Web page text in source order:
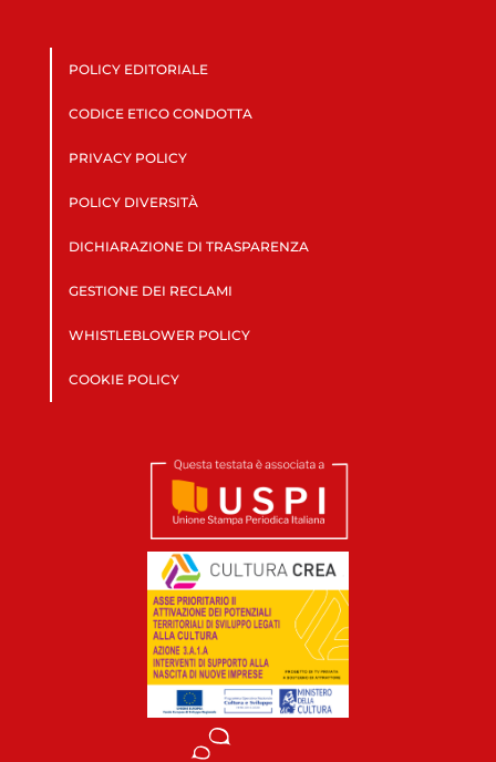
POLICY EDITORIALE
CODICE ETICO CONDOTTA
PRIVACY POLICY
POLICY DIVERSITÀ
DICHIARAZIONE DI TRASPARENZA
GESTIONE DEI RECLAMI
WHISTLEBLOWER POLICY
COOKIE POLICY